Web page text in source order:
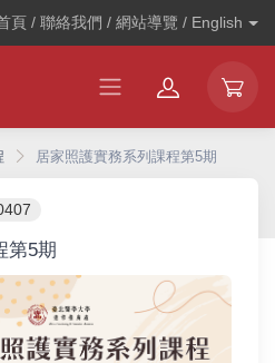
頁 / 聯絡我們 / 網站導覽 / English
居家照護實務系列課程第5期
第5期